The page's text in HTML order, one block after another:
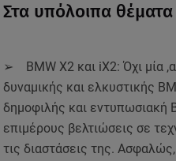
Στα υπόλοιπα
➢ BMW X2 και iX2: Όχι μία
δυναμικής και ελκυστικής
δημοφιλής και εντυπωσιακή
επιμέρους βελτιώσεις σε
τις διαστάσεις της.